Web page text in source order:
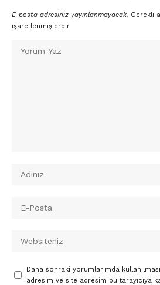
E-posta adresiniz yayınlanmayacak. Gerekli
işaretlenmişlerdir
Daha sonraki yorumlarımda
adresim ve site adresim bu tarayıcıya